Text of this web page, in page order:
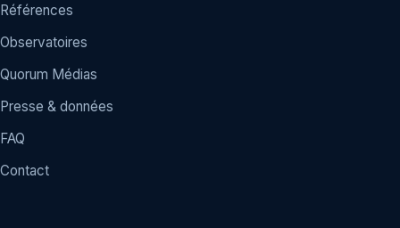
Références
Observatoires
Quorum Médias
Presse & données
FAQ
Contact